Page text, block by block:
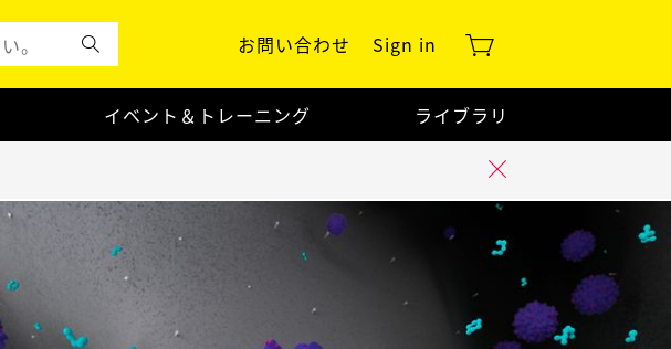
お問い合わせ Sign in
イベント＆トレーニング ライブラリ